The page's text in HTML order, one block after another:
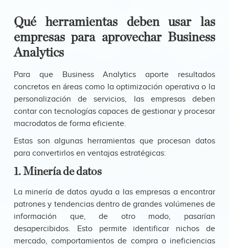
Qué herramientas deben usar las
empresas para aprovechar Business
Analytics
Para que Business Analytics aporte resultados
concretos en áreas como la optimización operativa o la
personalización de servicios, las empresas deben
contar con tecnologías capaces de gestionar y procesar
macrodatos de forma eficiente.
Estas son algunas herramientas que procesan datos
para convertirlos en ventajas estratégicas:
1. Minería de datos
La minería de datos ayuda a las empresas a encontrar
patrones y tendencias dentro de grandes volúmenes de
información que, de otro modo, pasarían
desapercibidos. Esto permite identificar nichos de
mercado, comportamientos de compra o ineficiencias